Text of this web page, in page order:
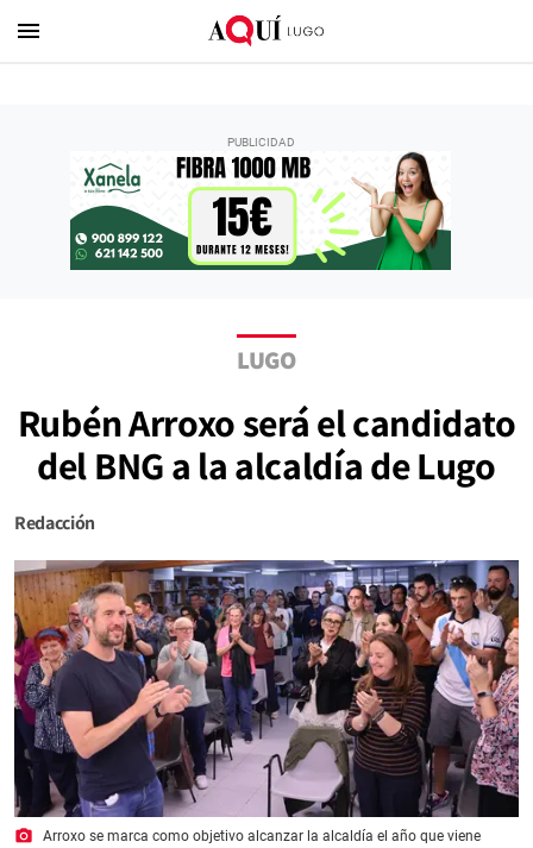
menu
LUGO
Rubén Arroxo será el candidato
del BNG a la alcaldía de Lugo
Redacción
photo_camera Arroxo se marca como objetivo alcanzar la alcaldía el año que viene